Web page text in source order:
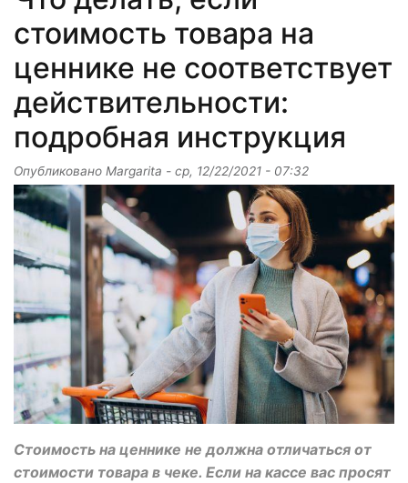
стоимость товара на
ценнике не соответствует
действительности:
подробная инструкция
Опубликовано Margarita - ср, 12/22/2021 - 07:32
Стоимость на ценнике не должна отличаться от
стоимости товара в чеке. Если на кассе вас просят